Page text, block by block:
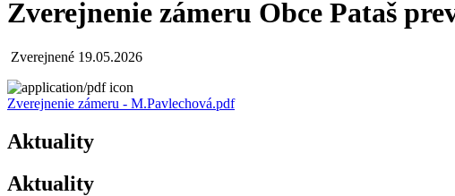
Zverejnenie zámeru Obce Pataš
Zverejnené 19.05.2026
Zverejnenie zámeru - M.Pavlechová.pdf
Aktuality
Aktuality